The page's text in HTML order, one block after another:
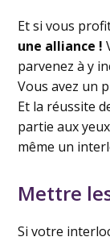
Et si vous
une alliance !
parvenez à y
Vous avez un
Et la réussite
partie aux
même un
Mettre
Si votre